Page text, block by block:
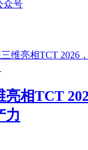
亮相TCT
力